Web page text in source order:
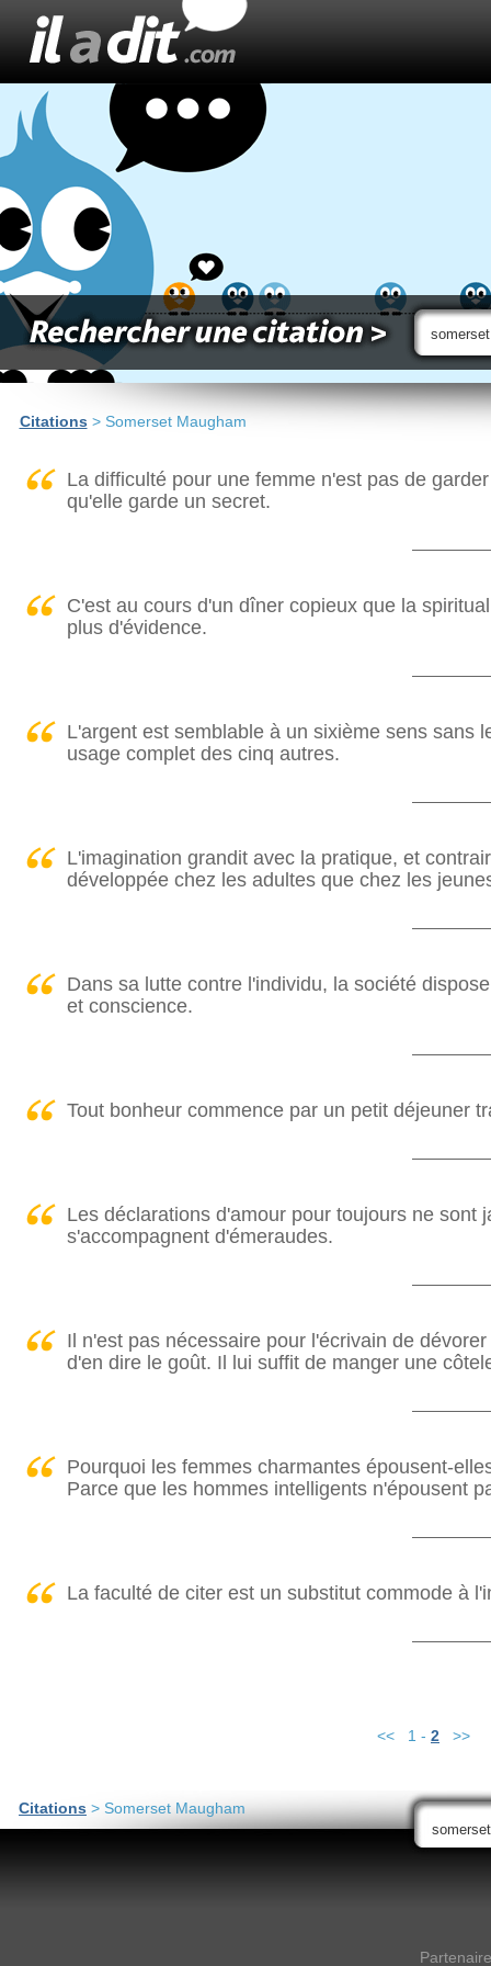
Citations > Somerset Maugham
La difficulté pour une femme n'est pas de
qu'elle garde un secret.
C'est au cours d'un dîner copieux que la
plus d'évidence.
L'argent est semblable à un sixième sens sans
usage complet des cinq autres.
L'imagination grandit avec la pratique, et
développée chez les adultes que chez les
Dans sa lutte contre l'individu, la société
et conscience.
Tout bonheur commence par un petit déjeuner
Les déclarations d'amour pour toujours ne sont
s'accompagnent d'émeraudes.
Il n'est pas nécessaire pour l'écrivain de
d'en dire le goût. Il lui suffit de manger une
Pourquoi les femmes charmantes épousent-
Parce que les hommes intelligents n'épousent
La faculté de citer est un substitut commode à
<< 1 - 2 >>
Citations > Somerset Maugham